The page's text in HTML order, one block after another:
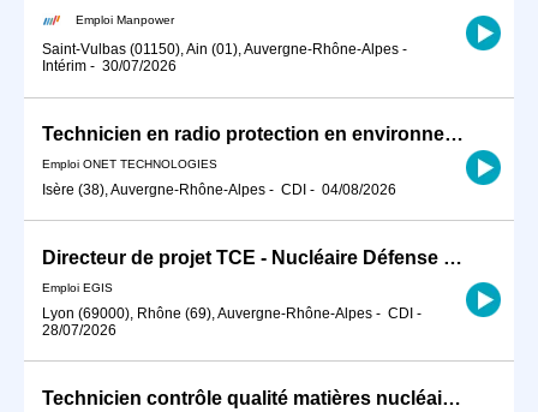
Emploi Manpower
Saint-Vulbas (01150), Ain (01), Auvergne-Rhône-Alpes -
Intérim - 30/07/2026
Technicien en radio protection en environnement nucléaire F/H
Emploi ONET TECHNOLOGIES
Isère (38), Auvergne-Rhône-Alpes - CDI - 04/08/2026
Directeur de projet TCE - Nucléaire Défense H/F
Emploi EGIS
Lyon (69000), Rhône (69), Auvergne-Rhône-Alpes - CDI -
28/07/2026
Technicien contrôle qualité matières nucléaires sur Pierrelatte (H/F)